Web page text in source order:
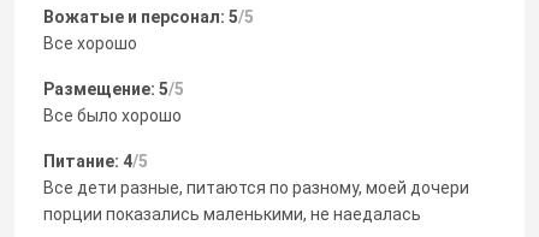
Вожатые и персонал: 5/5
Все хорошо
Размещение: 5/5
Все было хорошо
Питание: 4/5
Все дети разные, питаются по разному, моей дочери
порции показались маленькими, не наедалась